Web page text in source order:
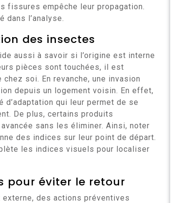
fissures empêche leur propagation.
dans l’analyse.
des insectes
aussi à savoir si l’origine est interne
pièces sont touchées, il est
chez soi. En revanche, une invasion
depuis un logement voisin. En effet,
qui leur permet de se
De plus, certains produits
sans les éliminer. Ainsi, noter
des indices sur leur point de départ.
les indices visuels pour localiser
pour éviter le retour
externe, des actions préventives